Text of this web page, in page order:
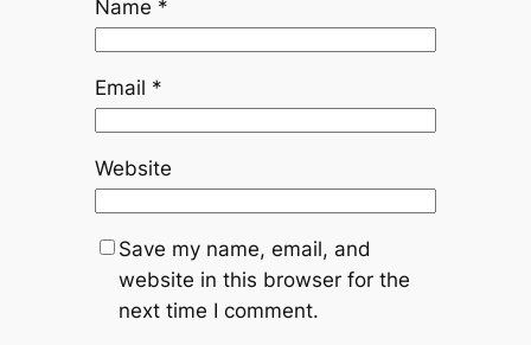
Name *
Email *
Website
Save my name, email, and
website in this browser for the
next time I comment.